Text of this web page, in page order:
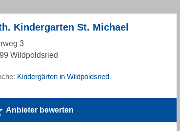
Kindergarten St. Michael
3
Wildpoldsried
Kindergärten in Wildpoldsried
Anbieter bewerten